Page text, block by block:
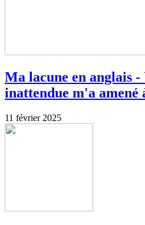
Ma lacune en anglais
inattendue m'a amené
11 février 2025